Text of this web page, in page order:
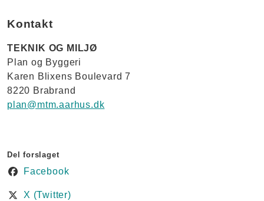
Kontakt
TEKNIK OG MILJØ
Plan og Byggeri
Karen Blixens Boulevard 7
8220 Brabrand
plan@mtm.aarhus.dk
Del forslaget
Facebook
X (Twitter)